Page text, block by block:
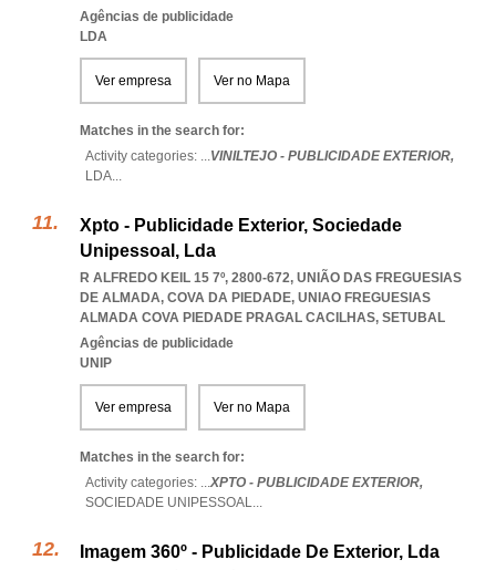
Agências de publicidade
LDA
Ver empresa Ver no Mapa
Matches in the search for:
Activity categories: ...VINILTEJO - PUBLICIDADE EXTERIOR,
LDA...
Xpto - Publicidade Exterior, Sociedade
Unipessoal, Lda
R ALFREDO KEIL 15 7º, 2800-672, UNIÃO DAS FREGUESIAS
DE ALMADA, COVA DA PIEDADE, UNIAO FREGUESIAS
ALMADA COVA PIEDADE PRAGAL CACILHAS, SETUBAL
Agências de publicidade
UNIP
Ver empresa Ver no Mapa
Matches in the search for:
Activity categories: ...XPTO - PUBLICIDADE EXTERIOR,
SOCIEDADE UNIPESSOAL...
Imagem 360º - Publicidade De Exterior, Lda